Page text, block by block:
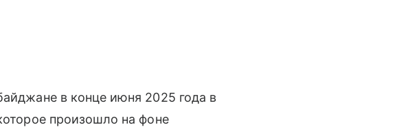
в конце июня 2025 года в
произошло на фоне